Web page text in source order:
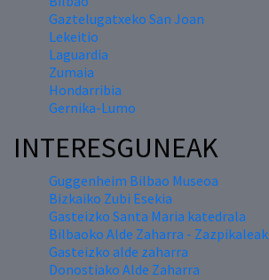
Gaztelugatxeko San Joan
Lekeitio
Laguardia
Zumaia
Hondarribia
Gernika-Lumo
INTERESGUNEAK
Guggenheim Bilbao Museoa
Bizkaiko Zubi Esekia
Gasteizko Santa Maria katedrala
Bilbaoko Alde Zaharra - Zazpikaleak
Gasteizko alde zaharra
Donostiako Alde Zaharra